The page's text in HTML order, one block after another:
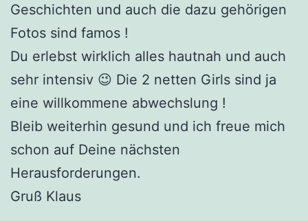
Geschichten und auch die dazu gehörigen
Fotos sind famos !
Du erlebst wirklich alles hautnah und auch
sehr intensiv 😉 Die 2 netten Girls sind ja
eine willkommene abwechslung !
Bleib weiterhin gesund und ich freue mich
schon auf Deine nächsten
Herausforderungen.
Gruß Klaus